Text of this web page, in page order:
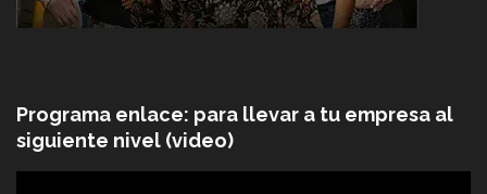
Programa enlace: para llevar a tu empresa al
siguiente nivel (video)